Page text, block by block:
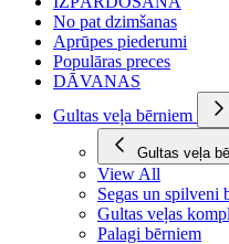
No pat dzimšanas
Aprūpes piederumi
Populāras preces
DĀVANAS
Gultas veļa bērniem
Gultas veļa
View All
Segas un spilveni
Gultas veļas
Palagi bērniem